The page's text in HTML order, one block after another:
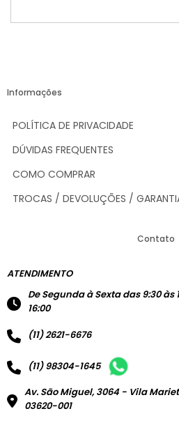
Informações
POLÍTICA DE PRIVACIDADE
DÚVIDAS FREQUENTES
COMO COMPRAR
TROCAS / DEVOLUÇÕES /
Contato
ATENDIMENTO
De Segunda à Sexta das 9:30 às
16:00
(11) 2621-6676
(11) 98304-1645
Av. São Miguel, 3064 - Vila
03620-001